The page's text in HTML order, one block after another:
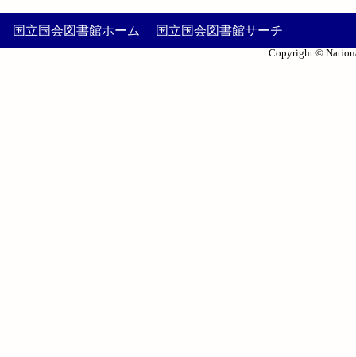
国立国会図書館ホーム 国立国会図書館サーチ
Copyright ©